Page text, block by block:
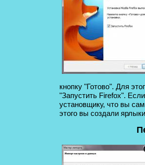
кнопку "Готово". Для
"Запустить Firefox".
установщику, что вы
этого вы создали